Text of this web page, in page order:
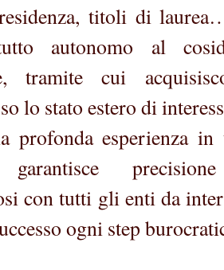
titoli di
autonomo al
tramite cui
lo stato estero di
profonda esperienza
con tutti gli enti da
ogni step